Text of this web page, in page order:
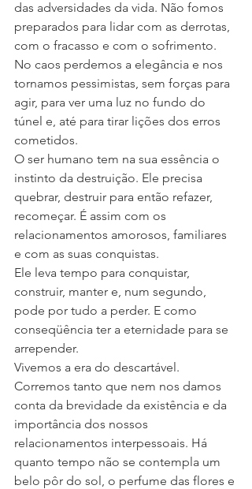
das adversidades da vida. Não fomos
preparados para lidar com as derrotas,
com o fracasso e com o sofrimento.
No caos perdemos a elegância e nos
tornamos pessimistas, sem forças para
agir, para ver uma luz no fundo do
túnel e, até para tirar lições dos erros
cometidos.
O ser humano tem na sua essência o
instinto da destruição. Ele precisa
quebrar, destruir para então refazer,
recomeçar. É assim com os
relacionamentos amorosos, familiares
e com as suas conquistas.
Ele leva tempo para conquistar,
construir, manter e, num segundo,
pode por tudo a perder. E como
conseqüência ter a eternidade para se
arrepender.
Vivemos a era do descartável.
Corremos tanto que nem nos damos
conta da brevidade da existência e da
importância dos nossos
relacionamentos interpessoais. Há
quanto tempo não se contempla um
belo pôr do sol, o perfume das flores e